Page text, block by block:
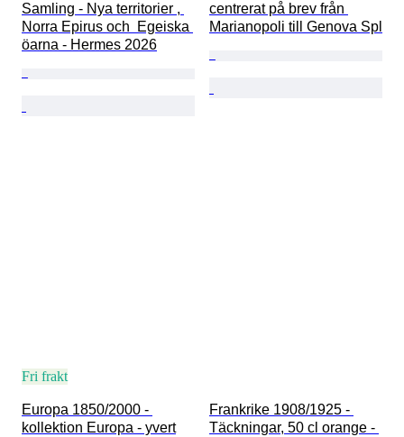
Samling - Nya territorier ,
Norra Epirus och  Egeiska
öarna - Hermes 2026
centrerat på brev från
Marianopoli till Genova Spl
Fri frakt
Europa 1850/2000 -
kollektion Europa - yvert
Frankrike 1908/1925 -
Täckningar, 50 cl orange -